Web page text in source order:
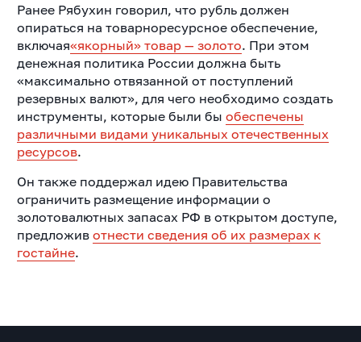
Ранее Рябухин говорил, что рубль должен
опираться на товарноресурсное обеспечение,
включая«якорный» товар — золото. При этом
денежная политика России должна быть
«максимально отвязанной от поступлений
резервных валют», для чего необходимо создать
инструменты, которые были бы обеспечены
различными видами уникальных отечественных
ресурсов.
Он также поддержал идею Правительства
ограничить размещение информации о
золотовалютных запасах РФ в открытом доступе,
предложив отнести сведения об их размерах к
гостайне.